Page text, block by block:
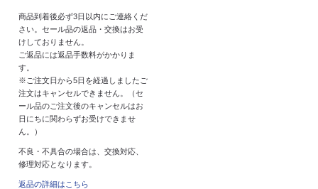
商品到着後必ず3日以内にご連絡くだ
さい。セール品の返品・交換はお受
けしておりません。
ご返品には返品手数料がかかりま
す。
※ご注文日から5日を経過しましたご
注文はキャンセルできません。（セ
ール品のご注文後のキャンセルはお
日にちに関わらずお受けできませ
ん。）
不良・不具合の場合は、交換対応、
修理対応となります。
返品の詳細はこちら